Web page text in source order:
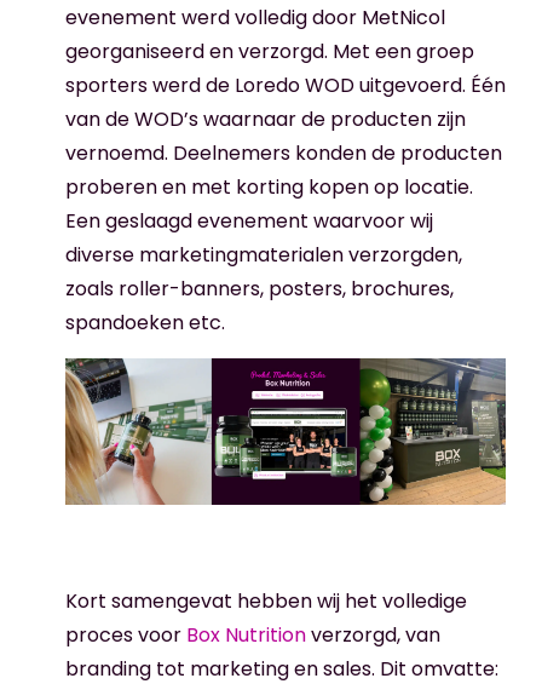
evenement werd volledig door MetNicol
georganiseerd en verzorgd. Met een groep
sporters werd de Loredo WOD uitgevoerd. Één
van de WOD’s waarnaar de producten zijn
vernoemd. Deelnemers konden de producten
proberen en met korting kopen op locatie.
Een geslaagd evenement waarvoor wij
diverse marketingmaterialen verzorgden,
zoals roller-banners, posters, brochures,
spandoeken etc.
Kort samengevat hebben wij het volledige
proces voor Box Nutritionverzorgd, van
branding tot marketing en sales. Dit omvatte: